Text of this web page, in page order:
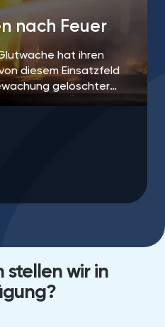
nach Feuer
hat ihren
diesem Einsatzfeld
gelöschter
stellen wir in